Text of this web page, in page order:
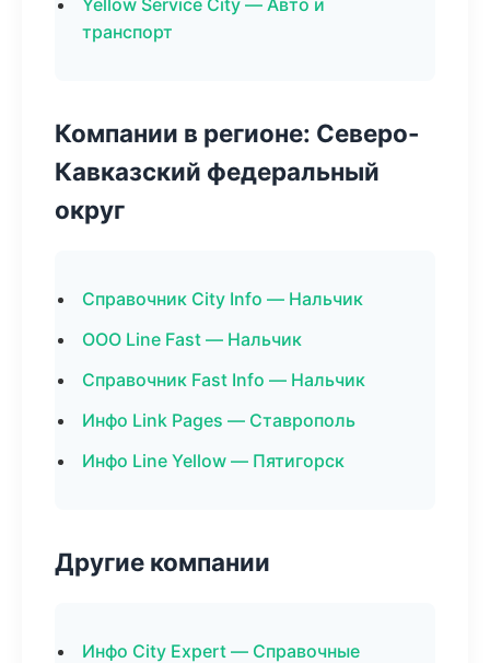
Yellow Service City — Авто и
транспорт
Компании в регионе: Северо-
Кавказский федеральный
округ
Справочник City Info — Нальчик
ООО Line Fast — Нальчик
Справочник Fast Info — Нальчик
Инфо Link Pages — Ставрополь
Инфо Line Yellow — Пятигорск
Другие компании
Инфо City Expert — Справочные